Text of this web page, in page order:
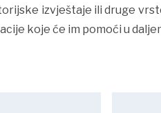
izvještaje ili druge
koje će im pomoći u